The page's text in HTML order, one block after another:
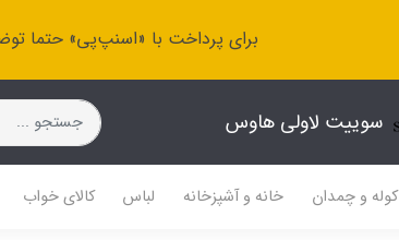
برای پرداخت با «اسنپ‌پی» حتما
سوییت لاولی هاوس
کوله و چمدان خانه و آشپزخانه لباس کالای خواب